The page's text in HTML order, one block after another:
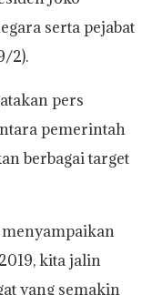
e
serta pejabat
2).
pers
pemerintah
berbagai target
kita jalin
yang semakin